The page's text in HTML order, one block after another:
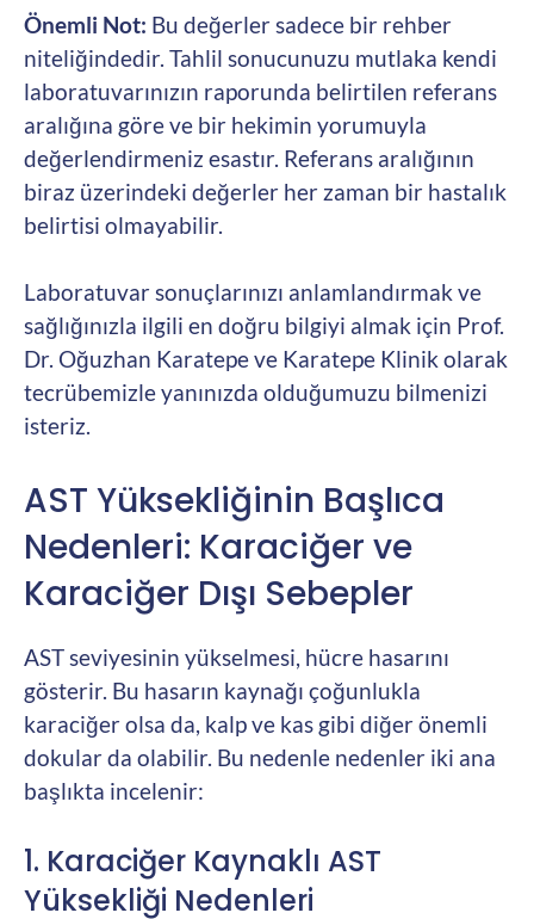
Önemli Not: Bu değerler sadece bir rehber
niteliğindedir. Tahlil sonucunuzu mutlaka kendi
laboratuvarınızın raporunda belirtilen referans
aralığına göre ve bir hekimin yorumuyla
değerlendirmeniz esastır. Referans aralığının
biraz üzerindeki değerler her zaman bir hastalık
belirtisi olmayabilir.
Laboratuvar sonuçlarınızı anlamlandırmak ve
sağlığınızla ilgili en doğru bilgiyi almak için Prof.
Dr. Oğuzhan Karatepe ve Karatepe Klinik olarak
tecrübemizle yanınızda olduğumuzu bilmenizi
isteriz.
AST Yüksekliğinin Başlıca
Nedenleri: Karaciğer ve
Karaciğer Dışı Sebepler
AST seviyesinin yükselmesi, hücre hasarını
gösterir. Bu hasarın kaynağı çoğunlukla
karaciğer olsa da, kalp ve kas gibi diğer önemli
dokular da olabilir. Bu nedenle nedenler iki ana
başlıkta incelenir:
1. Karaciğer Kaynaklı AST
Yüksekliği Nedenleri